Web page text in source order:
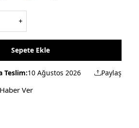
Sepete Ekle
Teslim:10 Ağustos 2026 Paylaş
Ver